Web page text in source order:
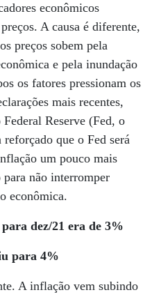
econômicos
A causa é diferente,
preços sobem pela
e pela inundação
os fatores pressionam os
mais recentes,
Reserve (Fed, o
que o Fed será
um pouco mais
não interromper
econômica.
dez/21 era de 3%
para 4%
A inflação vem subindo